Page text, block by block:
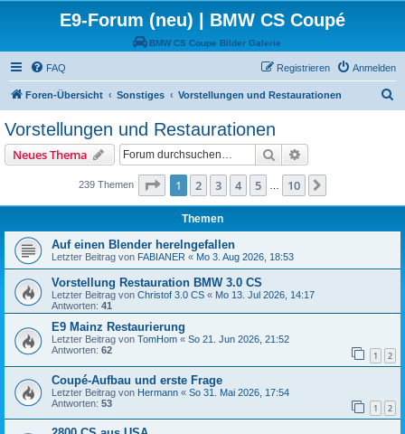
E9-Forum (neu) | BMW CS Coupé
BMW CS Coupe Bilder Galerie
FAQ Anmelden
Registrieren
Foren-Übersicht Sonstiges Vorstellungen und Restaurationen
Vorstellungen und Restaurationen
Neues Thema Suche
239 Themen Seite 1von 10
1 2 3 4 5 10
Themen
Auf einen Blender herelngefallen
Letzter Beitrag von FABIANER « Mo 3. Aug 2026, 18:53
Vorstellung Restauration BMW 3.0 CS
Letzter Beitrag von Christof 3.0 CS « Mo 13. Jul 2026, 14:17
Antworten: 41
E9 Mainz Restaurierung
Letzter Beitrag von TomHom « So 21. Jun 2026, 21:52
Antworten: 62 1 2
Coupé-Aufbau und erste Frage
Letzter Beitrag von Hermann « So 31. Mai 2026, 17:54
Antworten: 53 1 2